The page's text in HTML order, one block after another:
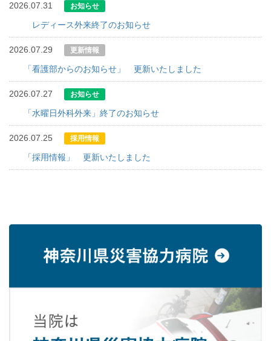
2026.07.31 お知らせ
レディース外来終了のお知らせ
2026.07.29 更新情報
「看護部からのお知らせ」 更新いたしました
2026.07.27 お知らせ
「水曜日外科外来」終了のお知らせ
2026.07.25 採用情報
「採用情報」 更新いたしました